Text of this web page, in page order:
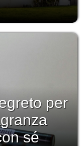
per
sé